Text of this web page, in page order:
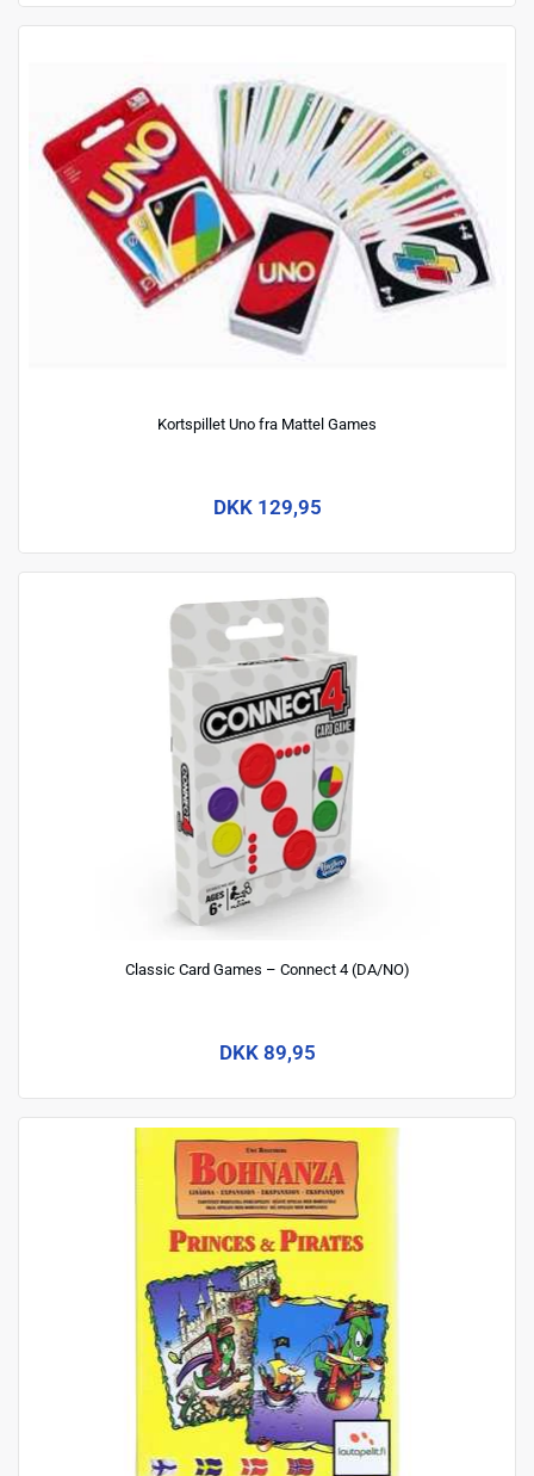
Kortspillet Uno fra Mattel Games
DKK 129,95
Classic Card Games – Connect 4 (DA/NO)
DKK 89,95